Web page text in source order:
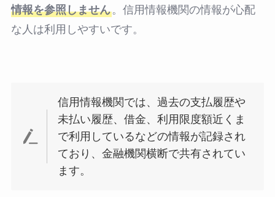
情報を参照しません。信用情報機関の情報が心配
な人は利用しやすいです。
信用情報機関では、過去の支払履歴や
未払い履歴、借金、利用限度額近くま
で利用しているなどの情報が記録され
ており、金融機関横断で共有されてい
ます。